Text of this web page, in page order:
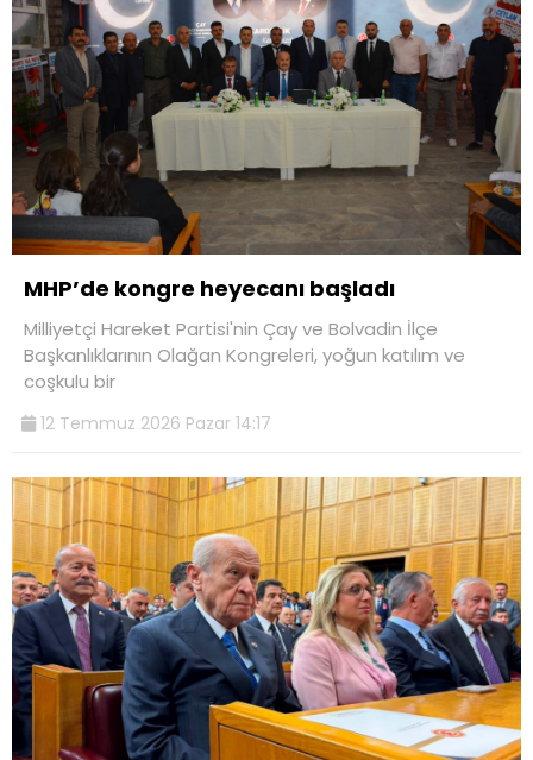
MHP’de kongre heyecanı başladı
Milliyetçi Hareket Partisi'nin Çay ve Bolvadin İlçe
Başkanlıklarının Olağan Kongreleri, yoğun katılım ve
coşkulu bir
12 Temmuz 2026 Pazar 14:17